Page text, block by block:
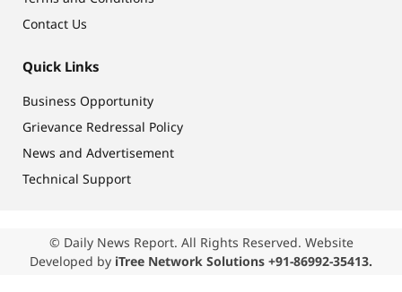
Contact Us
Quick Links
Business Opportunity
Grievance Redressal Policy
News and Advertisement
Technical Support
© Daily News Report. All Rights Reserved. Website
Developed by iTree Network Solutions +91-86992-35413.